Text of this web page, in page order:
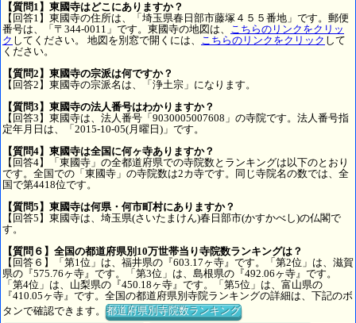
【質問1】東國寺はどこにありますか？
【回答1】東國寺の住所は、「埼玉県春日部市藤塚４５５番地」です。郵便
番号は、「〒344-0011」です。東國寺の地図は、 こちらのリンクをクリッ
ク してください。 地図を別窓で開くには、 こちらのリンクをクリック して
ください。
【質問2】東國寺の宗派は何ですか？
【回答2】東國寺の宗派名は、「浄土宗」になります。
【質問3】東國寺の法人番号はわかりますか？
【回答3】東國寺は、法人番号「9030005007608」の寺院です。法人番号指
定年月日は、「2015-10-05(月曜日)」です。
【質問4】東國寺は全国に何ヶ寺ありますか？
【回答4】「東國寺」の全都道府県での寺院数とランキングは以下のとおり
です。全国での「東國寺」の寺院数は2カ寺です。同じ寺院名の数では、全
国で第4418位です。
【質問5】東國寺は何県・何市町村にありますか？
【回答5】東國寺は、埼玉県(さいたまけん)春日部市(かすかべし)の仏閣で
す。
【質問６】全国の都道府県別10万世帯当り寺院数ランキングは？
【回答６】「第1位」は、福井県の『603.17ヶ寺』です。「第2位」は、滋賀
県の『575.76ヶ寺』です。「第3位」は、島根県の『492.06ヶ寺』です。
「第4位」は、山梨県の『450.18ヶ寺』です。「第5位」は、富山県の
『410.05ヶ寺』です。全国の都道府県別寺院ランキングの詳細は、下記のボ
タンで確認できます。都道府県別寺院数ランキング